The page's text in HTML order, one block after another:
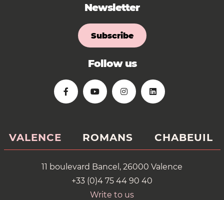
Newsletter
Subscribe
Follow us
VALENCE ROMANS CHABEUIL
11 boulevard Bancel, 26000 Valence
+33 (0)4 75 44 90 40
Write to us